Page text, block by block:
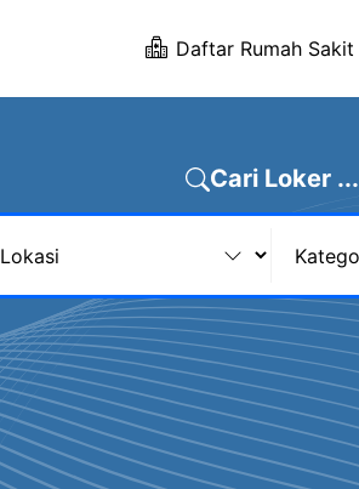
Daftar Rumah Sakit
Cari Loker ...